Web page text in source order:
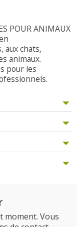
POUR ANIMAUX
aux chats,
animaux.
pour les
moment. Vous